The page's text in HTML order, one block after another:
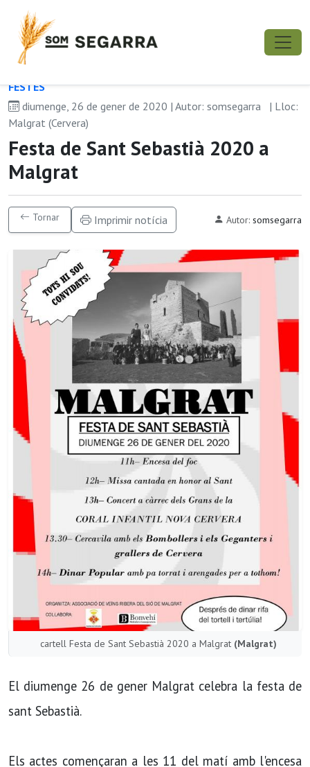
FESTES
diumenge, 26 de gener de 2020 | Autor: somsegarra
| Lloc:
Malgrat (Cervera)
Festa de Sant Sebastià 2020 a
Malgrat
Tornar Imprimir notícia Autor: somsegarra
cartell Festa de Sant Sebastià 2020 a Malgrat (Malgrat)
El diumenge 26 de gener Malgrat celebra la festa de
sant Sebastià.
Els actes començaran a les 11 del matí amb l'encesa